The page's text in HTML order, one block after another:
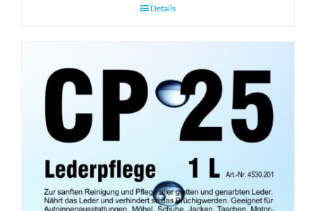
Details